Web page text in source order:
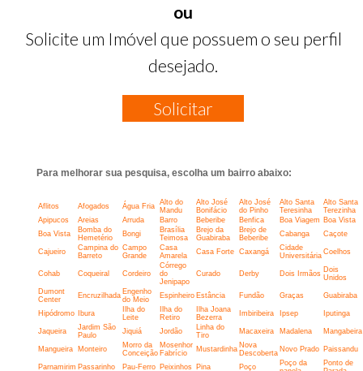
ou
Solicite um Imóvel que possuem o seu perfil
desejado.
Solicitar
Para melhorar sua pesquisa, escolha um bairro abaixo:
Aflitos Afogados Água Fria
Alto do
Mandu
Alto José
Bonifácio
Alto José
do Pinho
Alto Santa
Teresinha
Alto Santa
Terezinha
Apipucos
Areias Arruda Barro Beberibe Benfica Boa Viagem Boa Vista
Boa Vista
Bomba do
Hemetério
Bongi
Brasília
Teimosa
Brejo da
Guabiraba
Brejo de
Beberibe
Cabanga Caçote
Cajueiro
Campina do
Barreto
Campo
Grande
Casa
Amarela
Casa Forte Caxangá
Cidade
Universitária Coelhos
Cohab Coqueiral Cordeiro
Córrego
do
Jenipapo
Curado Derby Dois Irmãos Dois
Unidos
Dumont
Center
Encruzilhada Engenho
do Meio
Espinheiro Estância Fundão Graças Guabiraba
Hipódromo Ibura
Ilha do
Leite
Ilha do
Retiro
Ilha Joana
Bezerra
Imbiribeira Ipsep Iputinga
Jaqueira
Jardim São
Paulo
Jiquiá Jordão
Linha do
Tiro
Macaxeira Madalena Mangabeira
Mangueira Monteiro
Morro da
Conceição
Mosenhor
Fabrício
Mustardinha Nova
Descoberta Novo Prado Paissandu
Parnamirim Passarinho Pau-Ferro Peixinhos Pina Poço
Poço da
Ponto de